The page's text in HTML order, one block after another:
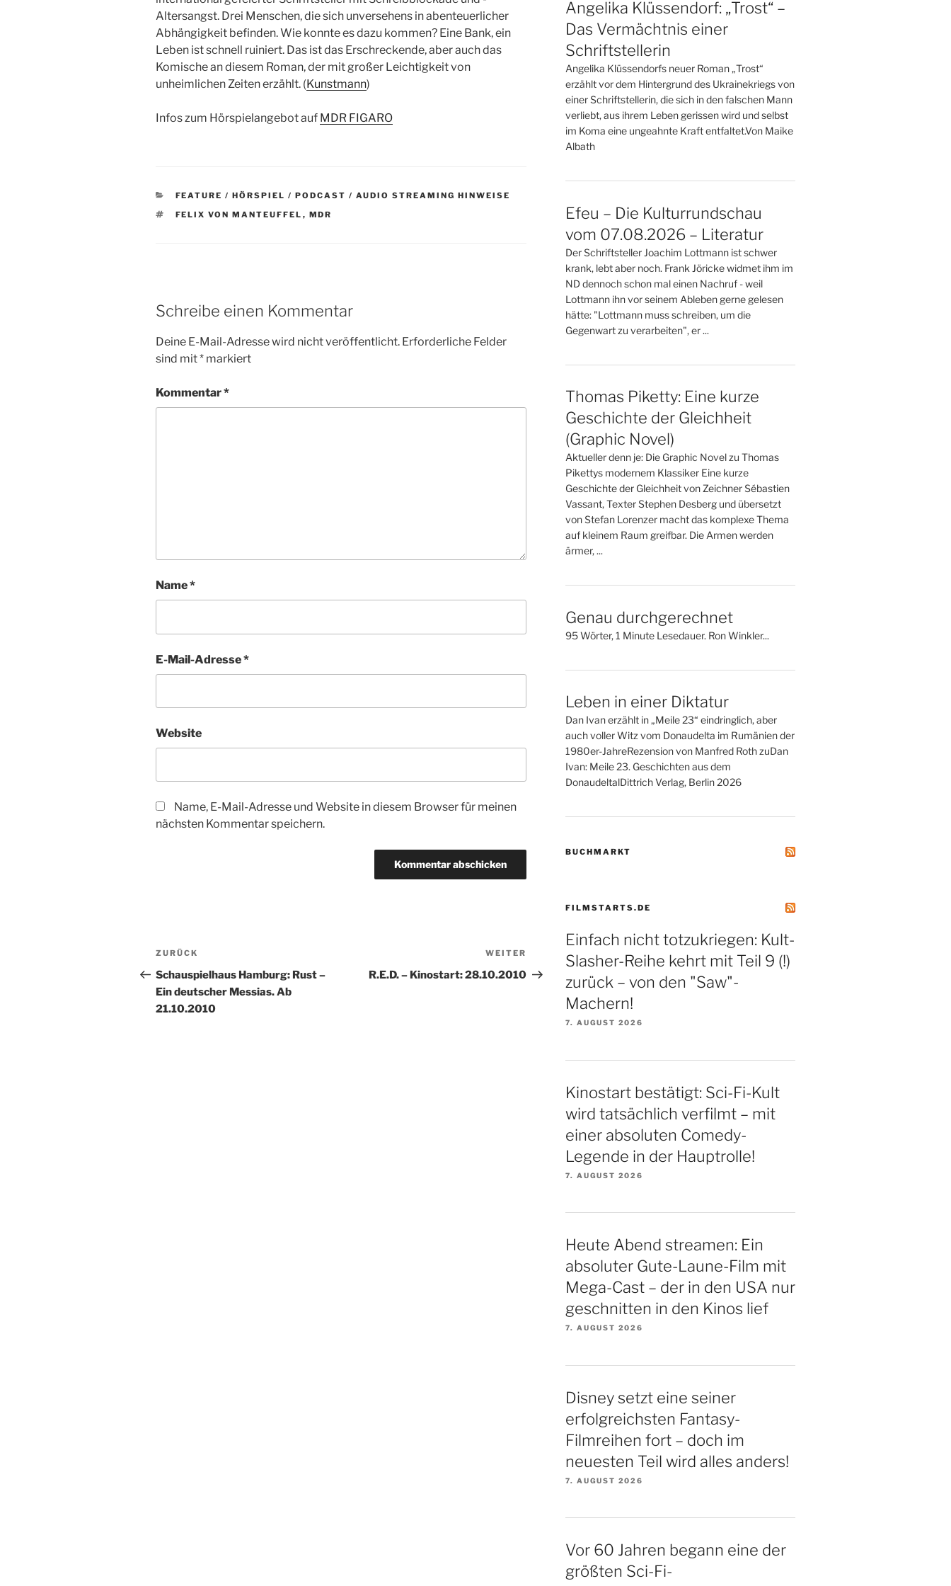
Altersangst. Drei Menschen, die sich unversehens in abenteuerlicher
Abhängigkeit befinden. Wie konnte es dazu kommen? Eine Bank, ein
Leben ist schnell ruiniert. Das ist das ­Erschreckende, aber auch das
Komische an diesem Roman, der mit großer Leichtigkeit von
unheimlichen Zeiten erzählt. (Kunstmann)
Infos zum Hörspielangebot auf MDR FIGARO
KATEGORIEN
FEATURE / HÖRSPIEL / PODCAST / AUDIO STREAMING HINWEISE
SCHLAGWÖRTER
FELIX VON MANTEUFFEL , MDR
Schreibe einen Kommentar
Deine E-Mail-Adresse wird nicht veröffentlicht. Erforderliche Felder
sind mit* markiert
Kommentar*
Name*
E-Mail-Adresse*
Website
Name, E-Mail-Adresse und Website in diesem Browser für meinen
nächsten Kommentar speichern.
Beitragsnavigation
Vorheriger
Beitrag
ZURÜCK
Schauspielhaus Hamburg: Rust –
Ein deutscher Messias. Ab
21.10.2010
Nächster
Beitrag
WEITER
R.E.D. – Kinostart: 28.10.2010
Angelika Klüssendorf: „Trost“ –
Das Vermächtnis einer
Schriftstellerin
Angelika Klüssendorfs neuer Roman „Trost“
erzählt vor dem Hintergrund des Ukrainekriegs von
einer Schriftstellerin, die sich in den falschen Mann
verliebt, aus ihrem Leben gerissen wird und selbst
im Koma eine ungeahnte Kraft entfaltet.Von Maike
Albath
Efeu – Die Kulturrundschau
vom 07.08.2026 – Literatur
Der Schriftsteller Joachim Lottmann ist schwer
krank, lebt aber noch. Frank Jöricke widmet ihm im
ND dennoch schon mal einen Nachruf - weil
Lottmann ihn vor seinem Ableben gerne gelesen
hätte: "Lottmann muss schreiben, um die
Gegenwart zu verarbeiten", er ...
Thomas Piketty: Eine kurze
Geschichte der Gleichheit
(Graphic Novel)
Aktueller denn je: Die Graphic Novel zu Thomas
Pikettys modernem Klassiker Eine kurze
Geschichte der Gleichheit von Zeichner Sébastien
Vassant, Texter Stephen Desberg und übersetzt
von Stefan Lorenzer macht das komplexe Thema
auf kleinem Raum greifbar. Die Armen werden
ärmer, ...
Genau durchgerechnet
95 Wörter, 1 Minute Lesedauer. Ron Winkler...
Leben in einer Diktatur
Dan Ivan erzählt in „Meile 23“ eindringlich, aber
auch voller Witz vom Donaudelta im Rumänien der
1980er-JahreRezension von Manfred Roth zuDan
Ivan: Meile 23. Geschichten aus dem
DonaudeltalDittrich Verlag, Berlin 2026
BUCHMARKT
FILMSTARTS.DE
Einfach nicht totzukriegen: Kult-
Slasher-Reihe kehrt mit Teil 9 (!)
zurück – von den "Saw"-
Machern!
7. AUGUST 2026
Kinostart bestätigt: Sci-Fi-Kult
wird tatsächlich verfilmt – mit
einer absoluten Comedy-
Legende in der Hauptrolle!
7. AUGUST 2026
Heute Abend streamen: Ein
absoluter Gute-Laune-Film mit
Mega-Cast – der in den USA nur
geschnitten in den Kinos lief
7. AUGUST 2026
Disney setzt eine seiner
erfolgreichsten Fantasy-
Filmreihen fort – doch im
neuesten Teil wird alles anders!
7. AUGUST 2026
Vor 60 Jahren begann eine der
größten Sci-Fi-